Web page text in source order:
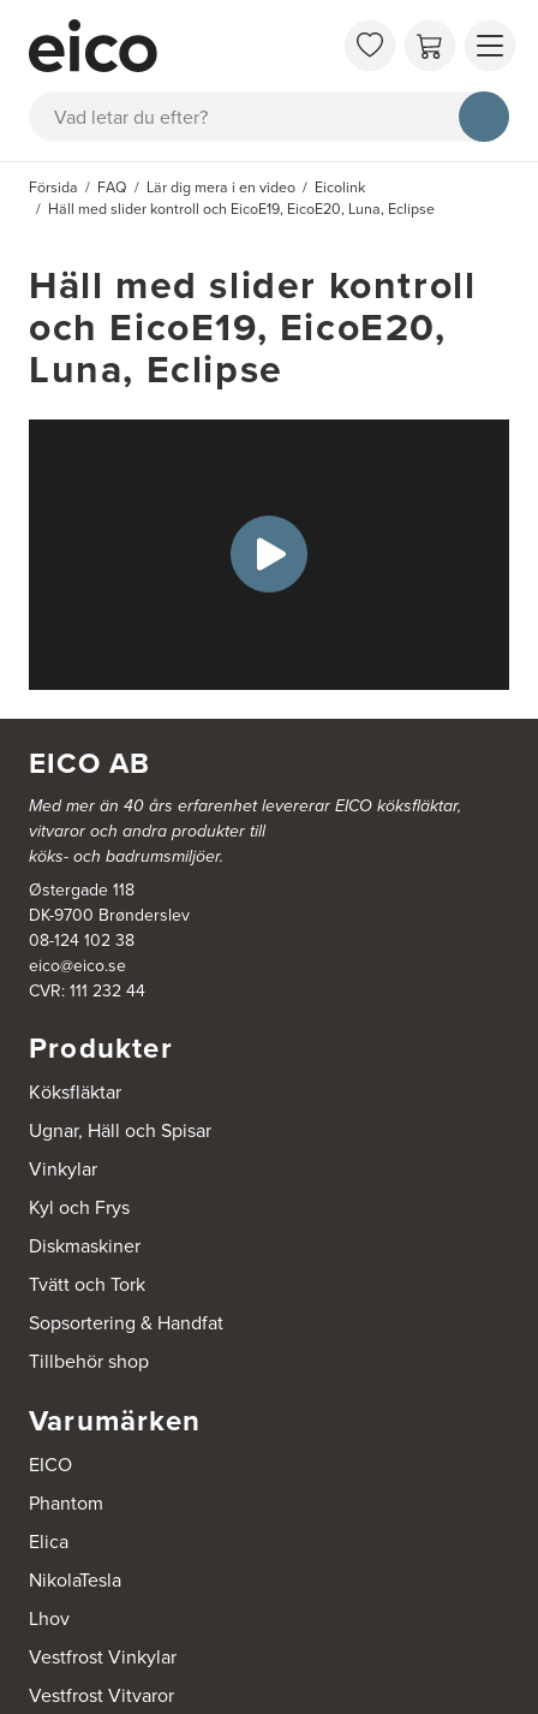
Sök
OM
FAQ
Försida FAQ Lär dig mera i en video
Eicolink
Häll med slider kontroll och EicoE19, EicoE20, Luna, Eclipse
Häll med slider kontroll
och EicoE19, EicoE20,
Luna, Eclipse
EICO AB
Med mer än 40 års erfarenhet levererar EICO köksfläktar,
vitvaror och andra produkter till
köks- och badrumsmiljöer.
Østergade 118
DK-9700 Brønderslev
08-124 102 38
eico@eico.se
CVR: 111 232 44
Produkter
Köksfläktar
Ugnar, Häll och Spisar
Vinkylar
Kyl och Frys
Diskmaskiner
Tvätt och Tork
Sopsortering & Handfat
Tillbehör shop
Varumärken
EICO
Phantom
Elica
NikolaTesla
Lhov
Vestfrost Vinkylar
Vestfrost Vitvaror